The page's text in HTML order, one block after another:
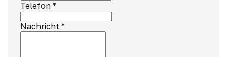
Telefon *
Nachricht *